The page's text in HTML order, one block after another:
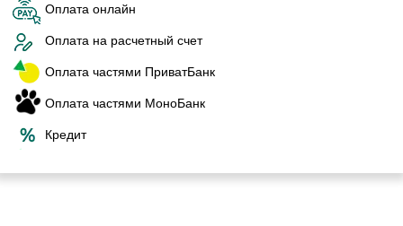
Оплата онлайн
Оплата на расчетный счет
Оплата частями ПриватБанк
Оплата частями МоноБанк
Кредит